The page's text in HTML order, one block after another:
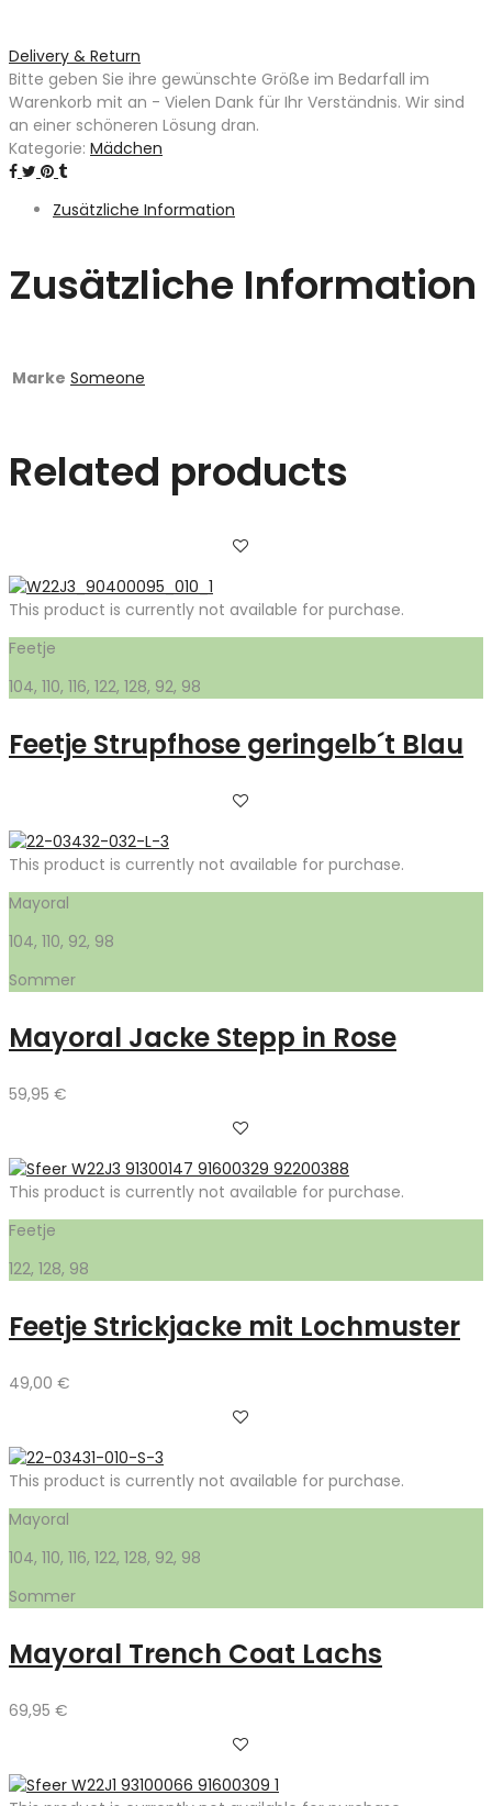
Delivery & Return
Bitte geben Sie ihre gewünschte Größe im Bedarfall im
Warenkorb mit an - Vielen Dank für Ihr Verständnis. Wir sind
an einer schöneren Lösung dran.
Kategorie: Mädchen
Zusätzliche Information
Zusätzliche Information
Marke Someone
Related products
This product is currently not available for purchase.
Feetje
104, 110, 116, 122, 128, 92, 98
Feetje Strupfhose geringelb´t Blau
This product is currently not available for purchase.
Mayoral
104, 110, 92, 98
Sommer
Mayoral Jacke Stepp in Rose
59,95 €
This product is currently not available for purchase.
Feetje
122, 128, 98
Feetje Strickjacke mit Lochmuster
49,00 €
This product is currently not available for purchase.
Mayoral
104, 110, 116, 122, 128, 92, 98
Sommer
Mayoral Trench Coat Lachs
69,95 €